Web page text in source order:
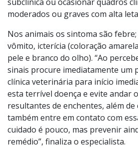
moderados ou graves com alta
Nos animais os sintoma são
vômito, icterícia (coloração
pele e branco do olho). “Ao
sinais procure imediatamente um
clínica veterinária para início
esta terrível doença e evite andar
resultantes de enchentes, além
também entre em contato com
cuidado é pouco, mas prevenir
remédio”, finaliza o especialista.